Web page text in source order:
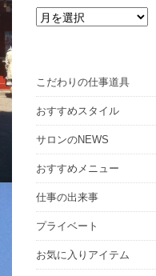
ア
イ
ブ
こだわりの仕事道具
おすすめスタイル
サロンのNEWS
おすすめメニュー
仕事の出来事
プライベート
お気に入りアイテム